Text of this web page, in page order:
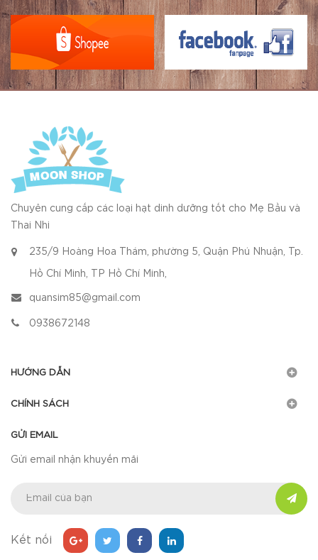
Chuyên cung cấp các loại hạt dinh dưỡng tốt cho Mẹ Bầu và
Thai Nhi
235/9 Hoàng Hoa Thám, phường 5, Quận Phú Nhuận, Tp.
Hồ Chí Minh, TP Hồ Chí Minh,
quansim85@gmail.com
0938672148
HƯỚNG DẪN
CHÍNH SÁCH
GỬI EMAIL
Gửi email nhận khuyến mãi
Kết nối